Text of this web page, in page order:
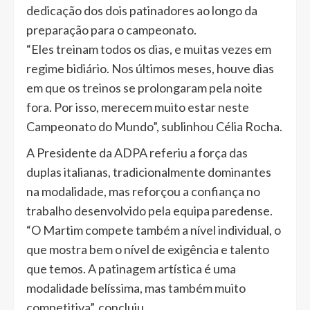
dedicação dos dois patinadores ao longo da
preparação para o campeonato.
“Eles treinam todos os dias, e muitas vezes em
regime bidiário. Nos últimos meses, houve dias
em que os treinos se prolongaram pela noite
fora. Por isso, merecem muito estar neste
Campeonato do Mundo”, sublinhou Célia Rocha.
A Presidente da ADPA referiu a força das
duplas italianas, tradicionalmente dominantes
na modalidade, mas reforçou a confiança no
trabalho desenvolvido pela equipa paredense.
“O Martim compete também a nível individual, o
que mostra bem o nível de exigência e talento
que temos. A patinagem artística é uma
modalidade belíssima, mas também muito